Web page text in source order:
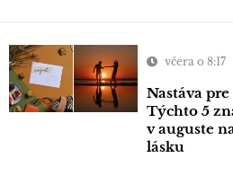
včera o 8:17
Nastáva
Týchto 5
v auguste
lásku